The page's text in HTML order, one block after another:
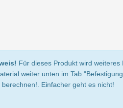
Für dieses Produkt wird
weiter unten im Tab
berechnen!. Einfacher geht es nicht!